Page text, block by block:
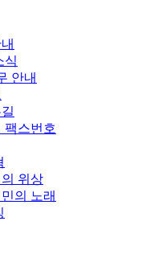
식
안내
팩스번호
위상
의 노래